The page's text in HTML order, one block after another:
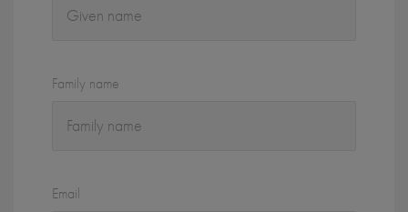
Family name
Email